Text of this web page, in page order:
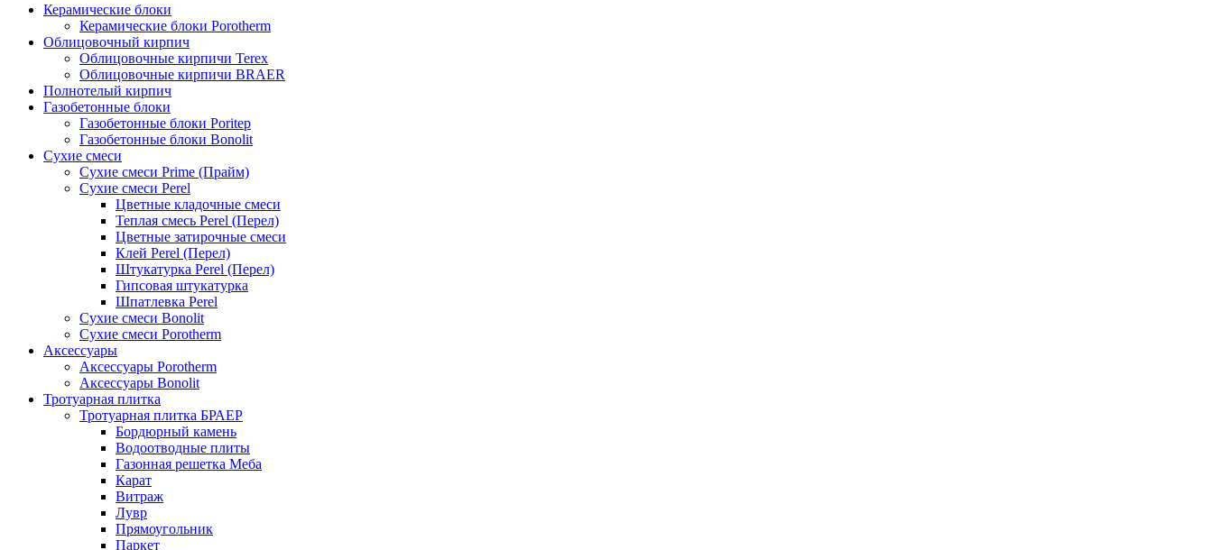
Керамические блоки
Керамические блоки Porotherm
Облицовочный кирпич
Облицовочные кирпичи Terex
Облицовочные кирпичи BRAER
Полнотелый кирпич
Газобетонные блоки
Газобетонные блоки Poritep
Газобетонные блоки Bonolit
Сухие смеси
Сухие смеси Prime (Прайм)
Сухие смеси Perel
Цветные кладочные смеси
Теплая смесь Perel (Перел)
Цветные затирочные смеси
Клей Perel (Перел)
Штукатурка Perel (Перел)
Гипсовая штукатурка
Шпатлевка Perel
Сухие смеси Bonolit
Сухие смеси Porotherm
Аксессуары
Аксессуары Porotherm
Аксессуары Bonolit
Тротуарная плитка
Тротуарная плитка БРАЕР
Бордюрный камень
Водоотводные плиты
Газонная решетка Меба
Карат
Витраж
Лувр
Прямоугольник
Паркет